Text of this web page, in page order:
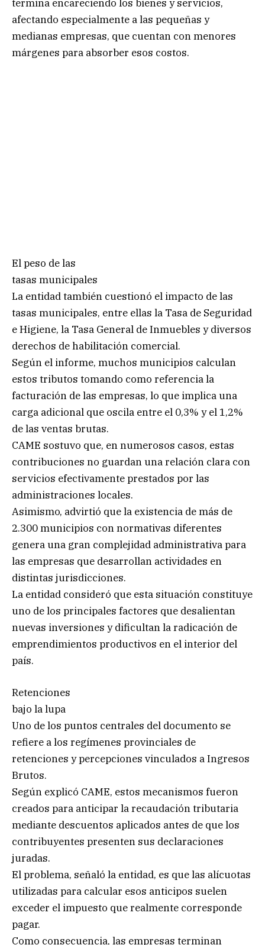
termina encareciendo los bienes y servicios,
afectando especialmente a las pequeñas y
medianas empresas, que cuentan con menores
márgenes para absorber esos costos.
El peso de las
tasas municipales
La entidad también cuestionó el impacto de las
tasas municipales, entre ellas la Tasa de Seguridad
e Higiene, la Tasa General de Inmuebles y diversos
derechos de habilitación comercial.
Según el informe, muchos municipios calculan
estos tributos tomando como referencia la
facturación de las empresas, lo que implica una
carga adicional que oscila entre el 0,3% y el 1,2%
de las ventas brutas.
CAME sostuvo que, en numerosos casos, estas
contribuciones no guardan una relación clara con
servicios efectivamente prestados por las
administraciones locales.
Asimismo, advirtió que la existencia de más de
2.300 municipios con normativas diferentes
genera una gran complejidad administrativa para
las empresas que desarrollan actividades en
distintas jurisdicciones.
La entidad consideró que esta situación constituye
uno de los principales factores que desalientan
nuevas inversiones y dificultan la radicación de
emprendimientos productivos en el interior del
país.
Retenciones
bajo la lupa
Uno de los puntos centrales del documento se
refiere a los regímenes provinciales de
retenciones y percepciones vinculados a Ingresos
Brutos.
Según explicó CAME, estos mecanismos fueron
creados para anticipar la recaudación tributaria
mediante descuentos aplicados antes de que los
contribuyentes presenten sus declaraciones
juradas.
El problema, señaló la entidad, es que las alícuotas
utilizadas para calcular esos anticipos suelen
exceder el impuesto que realmente corresponde
pagar.
Como consecuencia, las empresas terminan